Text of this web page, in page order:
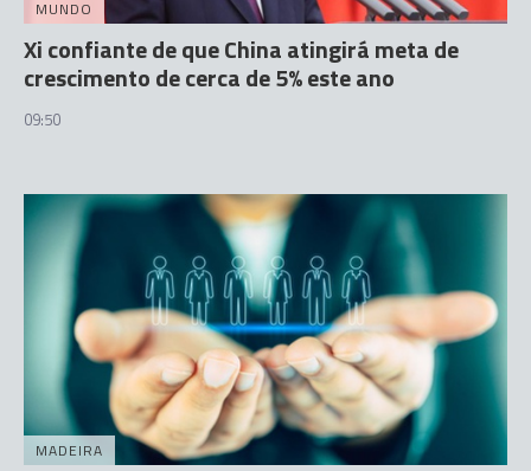
MUNDO
Xi confiante de que China atingirá meta de
crescimento de cerca de 5% este ano
09:50
MADEIRA